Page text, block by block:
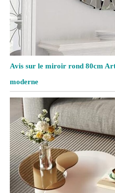
Avis sur le miroir rond 80cm
moderne